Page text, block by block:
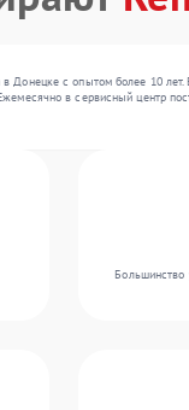
с опытом более 10
в сервисный центр
Большинство